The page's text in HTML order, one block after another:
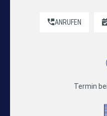
ANRUFEN
Termin